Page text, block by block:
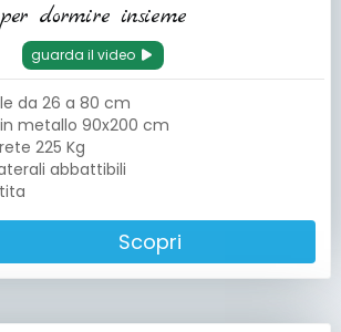
per dormire insieme
guarda il video
da 26 a 80 cm
metallo 90x200 cm
225 Kg
abbattibili
Scopri